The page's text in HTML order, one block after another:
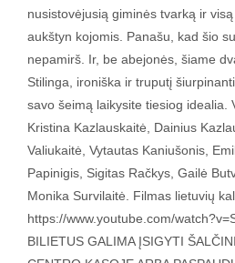
nusistovėjusią giminės tvarką ir
aukštyn kojomis. Panašu, kad šio
nepamirš. Ir, be abejonės, šiame
Stilinga, ironiška ir truputį
savo šeimą laikysite tiesiog idealia.
Kristina Kazlauskaitė, Dainius
Valiukaitė, Vytautas Kaniušonis,
Papinigis, Sigitas Račkys, Gailė
Monika Survilaitė. Filmas lietuvių
https://www.youtube.com/
BILIETUS GALIMA ĮSIGYTI